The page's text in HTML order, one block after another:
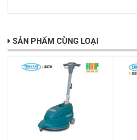
SẢN PHẨM CÙNG LOẠI